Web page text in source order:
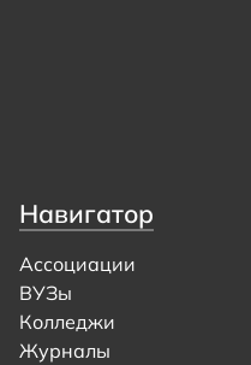
Навигатор
Ассоциации
ВУЗы
Колледжи
Журналы